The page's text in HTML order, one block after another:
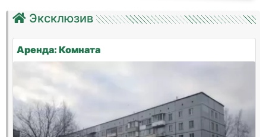
Эксклюзив
Аренда: Комната